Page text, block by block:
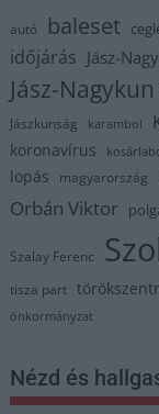
autó baleset
időjárás Jász-
Jász-
Jászkunság karambol
koronavírus
lopás magyarország
Orbán Viktor
Szalay Ferenc
tisza part
önkormányzat
Nézd és